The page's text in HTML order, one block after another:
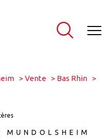
Vente
Bas Rhin